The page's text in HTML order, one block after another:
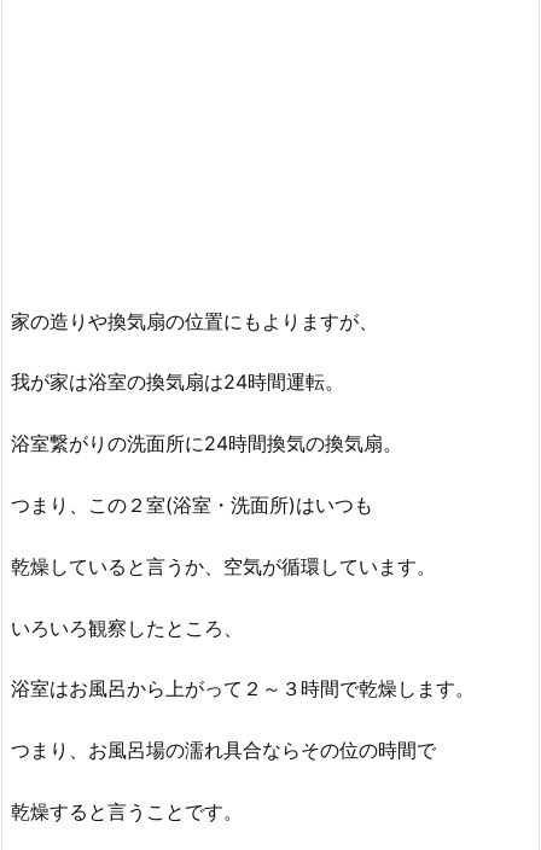
家の造りや換気扇の位置にもよりますが、
我が家は浴室の換気扇は24時間運転。
浴室繋がりの洗面所に24時間換気の換気扇。
つまり、この２室(浴室・洗面所)はいつも
乾燥していると言うか、空気が循環しています。
いろいろ観察したところ、
浴室はお風呂から上がって２～３時間で乾燥します。
つまり、お風呂場の濡れ具合ならその位の時間で
乾燥すると言うことです。